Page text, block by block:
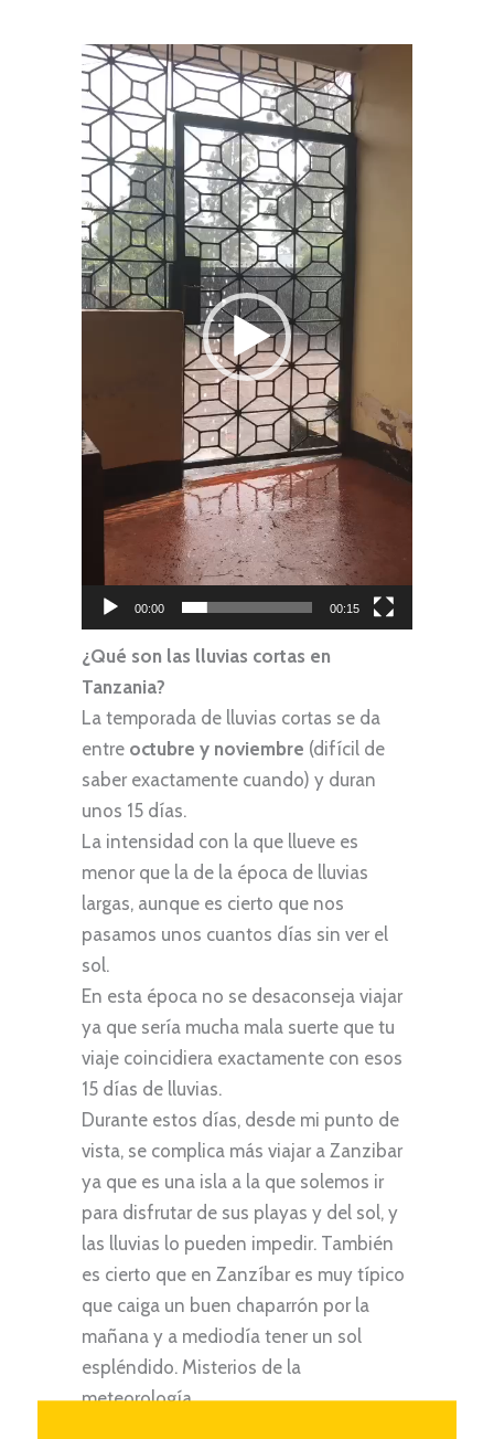
Reproductor
de
vídeo
00:00 00:15
¿Qué son las lluvias cortas en
Tanzania?
La temporada de lluvias cortas se da
entre octubre y noviembre (difícil de
saber exactamente cuando) y duran
unos 15 días.
La intensidad con la que llueve es
menor que la de la época de lluvias
largas, aunque es cierto que nos
pasamos unos cuantos días sin ver el
sol.
En esta época no se desaconseja viajar
ya que sería mucha mala suerte que tu
viaje coincidiera exactamente con esos
15 días de lluvias.
Durante estos días, desde mi punto de
vista, se complica más viajar a Zanzibar
ya que es una isla a la que solemos ir
para disfrutar de sus playas y del sol, y
las lluvias lo pueden impedir. También
es cierto que en Zanzíbar es muy típico
que caiga un buen chaparrón por la
mañana y a mediodía tener un sol
espléndido. Misterios de la
meteorología.